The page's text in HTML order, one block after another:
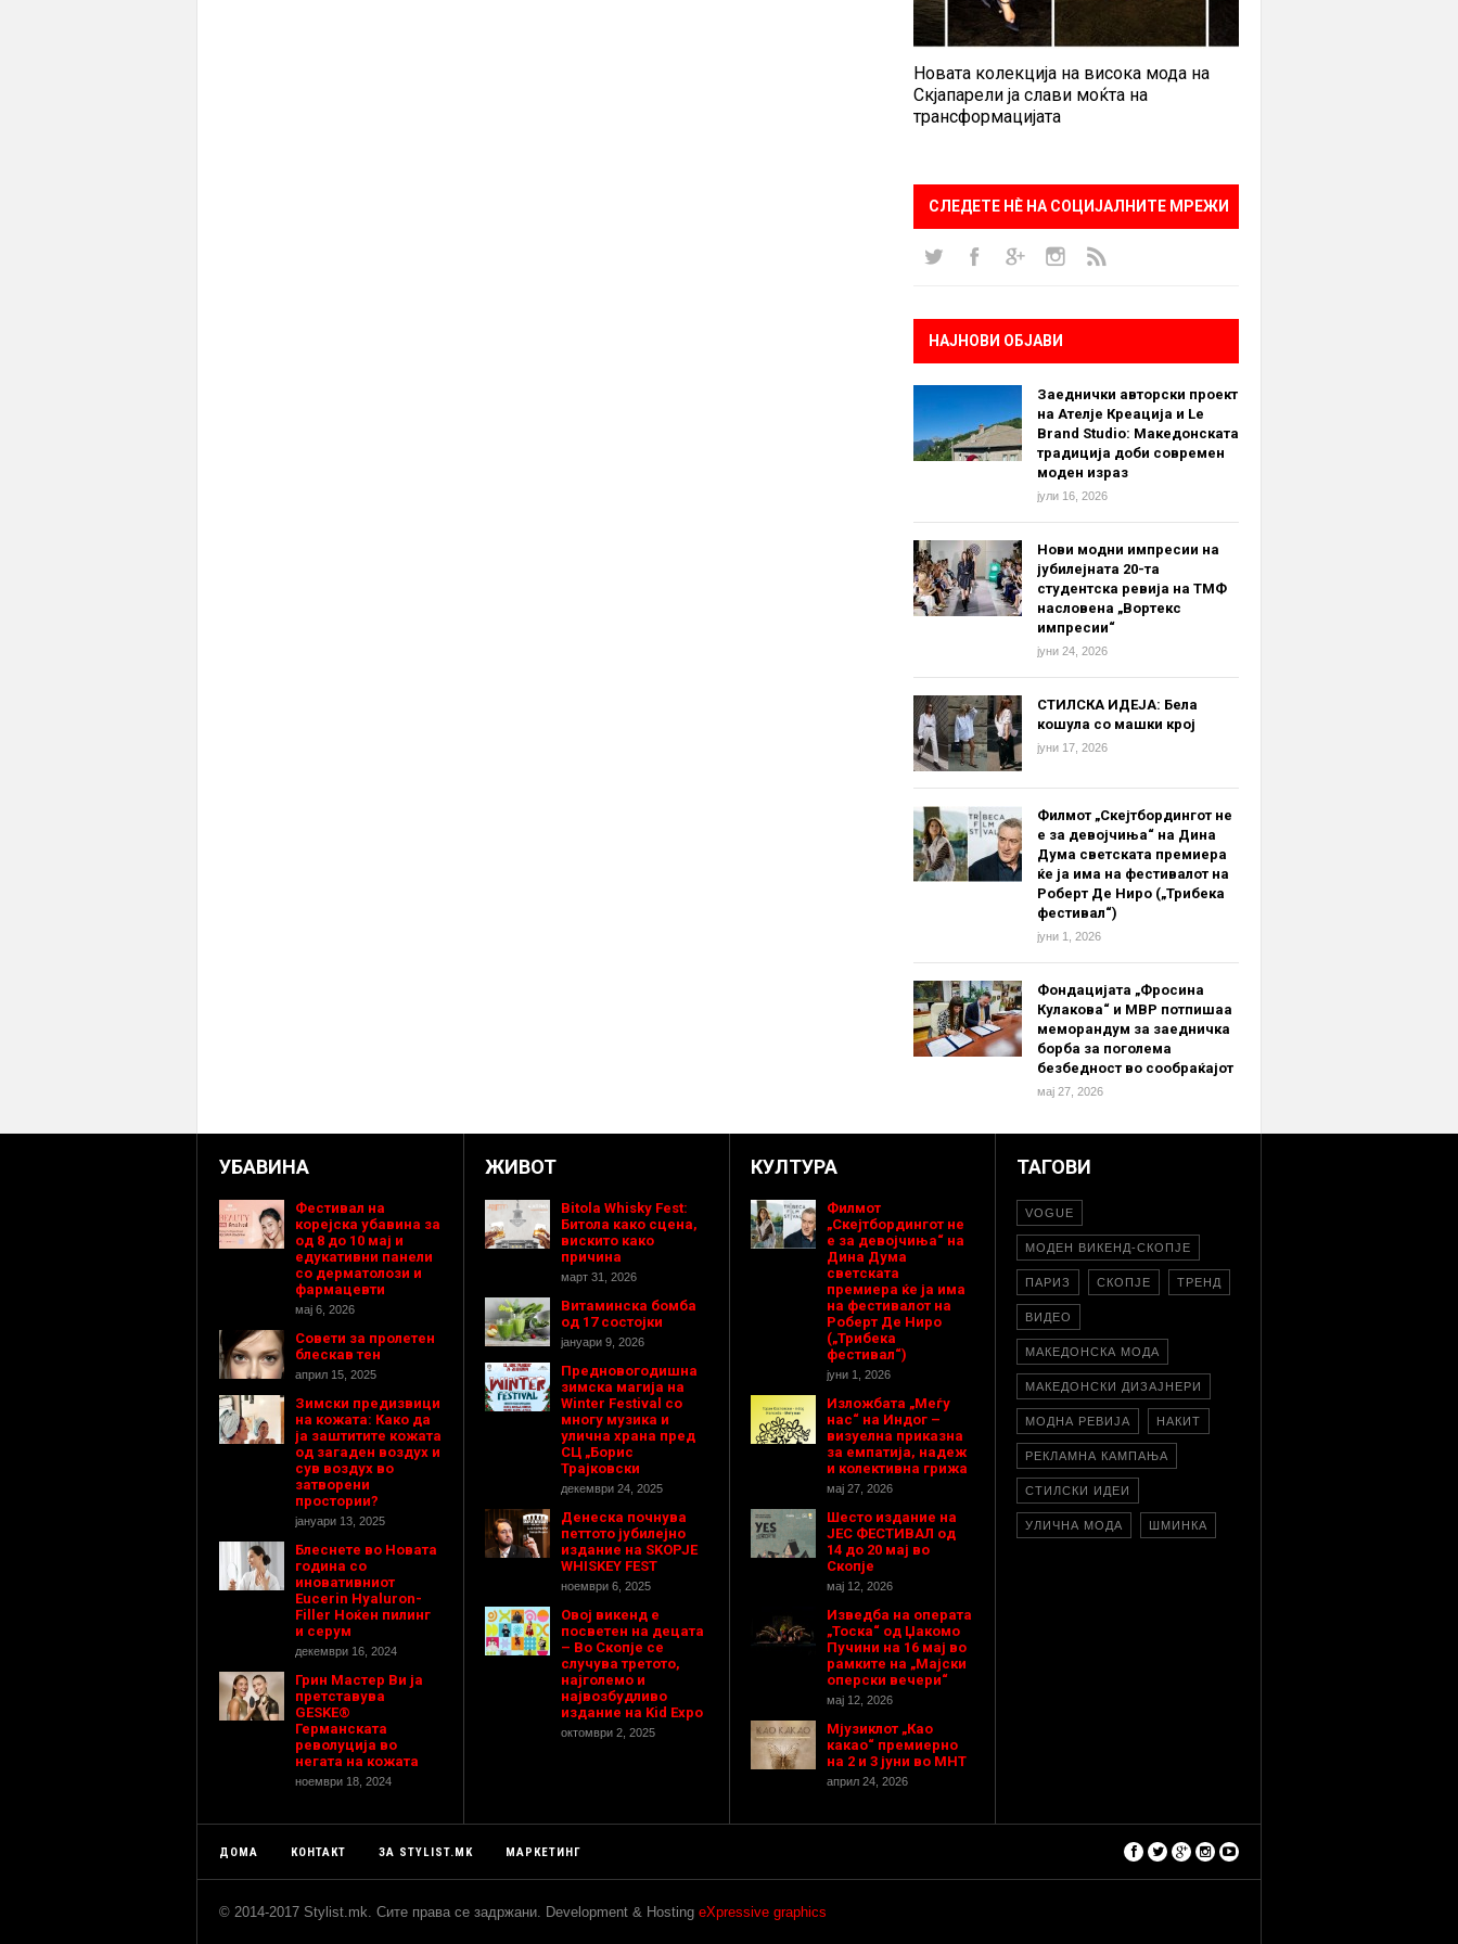
Новата колекција на висока мода на
Скјапарели ја слави моќта на
трансформацијата
СЛЕДЕТЕ НÈ НА СОЦИЈАЛНИТЕ МРЕЖИ
НАЈНОВИ ОБЈАВИ
Заеднички авторски проект
на Ателје Креација и Le
Brand Studio: Македонската
традиција доби современ
моден израз
јули 16, 2026
Нови модни импресии на
јубилејната 20-та
студентска ревија на ТМФ
насловена „Вортекс
импресии“
јуни 24, 2026
СТИЛСКА ИДЕЈА: Бела
кошула со машки крој
јуни 17, 2026
Филмот „Скејтбордингот не
е за девојчиња“ на Дина
Дума светската премиера
ќе ја има на фестивалот на
Роберт Де Ниро („Трибека
фестивал“)
јуни 1, 2026
Фондацијата „Фросина
Кулакова“ и МВР потпишаа
меморандум за заедничка
борба за поголема
безбедност во сообраќајот
мај 27, 2026
УБАВИНА
Фестивал на
корејска убавина за
од 8 до 10 мај и
едукативни панели
со дерматолози и
фармацевти
мај 6, 2026
Совети за пролетен
блескав тен
април 15, 2025
Зимски предизвици
на кожата: Како да
ја заштитите кожата
од загаден воздух и
сув воздух во
затворени
простории?
јануари 13, 2025
Блеснете во Новата
година со
иновативниот
Eucerin Hyaluron-
Filler Ноќен пилинг
и серум
декември 16, 2024
Грин Мастер Ви ја
претставува
GESKE®
Германската
револуција во
негата на кожата
ноември 18, 2024
ЖИВОТ
Bitola Whisky Fest:
Битола како сцена,
вискито како
причина
март 31, 2026
Витаминска бомба
од 17 состојки
јануари 9, 2026
Предновогодишнa
зимска магија на
Winter Festival со
многу музика и
улична храна пред
СЦ „Борис
Трајковски
декември 24, 2025
Денеска почнува
петтото јубилејно
издание на SKOPJE
WHISKEY FEST
ноември 6, 2025
Овој викенд е
посветен на децата
– Во Скопје се
случува третото,
најголемо и
највозбудливо
издание на Kid Expo
октомври 2, 2025
КУЛТУРА
Филмот
„Скејтбордингот не
е за девојчиња“ на
Дина Дума
светската
премиера ќе ја има
на фестивалот на
Роберт Де Ниро
(„Трибека
фестивал“)
јуни 1, 2026
Изложбата „Меѓу
нас“ на Индог –
визуелна приказна
за емпатија, надеж
и колективна грижа
мај 27, 2026
Шесто издание на
ЈЕС ФЕСТИВАЛ од
14 до 20 мај во
Скопје
мај 12, 2026
Изведба на операта
„Тоска“ од Џакомо
Пучини на 16 мај во
рамките на „Мајски
оперски вечери“
мај 12, 2026
Мјузиклот „Као
какао“ премиерно
на 2 и 3 јуни во МНТ
април 24, 2026
ТАГОВИ
VOGUE
МОДЕН ВИКЕНД-СКОПЈЕ
ПАРИЗ СКОПЈЕ ТРЕНД
ВИДЕО
МАКЕДОНСКА МОДА
МАКЕДОНСКИ ДИЗАЈНЕРИ
МОДНА РЕВИЈА НАКИТ
РЕКЛАМНА КАМПАЊА
СТИЛСКИ ИДЕИ
УЛИЧНА МОДА ШМИНКА
ДОМА КОНТАКТ ЗА STYLIST.MK МАРКЕТИНГ
© 2014-2017 Stylist.mk. Сите права се задржани. Development & Hosting eXpressive graphics